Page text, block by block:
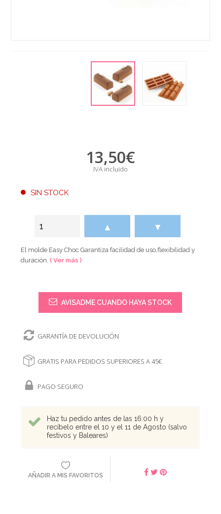
13,50€
IVA incluido
SIN STOCK
▲ ▼
El molde Easy Choc Garantiza facilidad de uso,flexibilidad y
duración.( Ver más )
AVISADME CUANDO HAYA STOCK
GARANTÍA DE DEVOLUCIÓN
GRATIS PARA PEDIDOS SUPERIORES A 45€
PAGO SEGURO
Haz tu pedido antes de las 16:00 h y
recíbelo entre el 10 y el 11 de Agosto (salvo
festivos y Baleares)
AÑADIR A MIS FAVORITOS